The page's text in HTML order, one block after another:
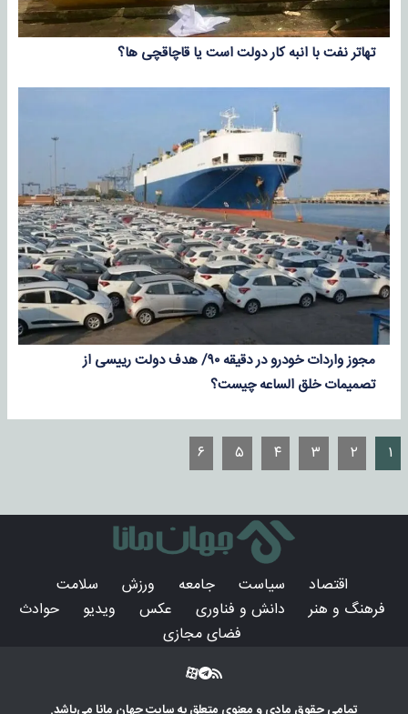
تهاتر نفت با انبه کار دولت است یا قاچاقچی ها؟
مجوز واردات خودرو در دقیقه ۹۰/ هدف دولت رییسی از
تصمیمات خلق الساعه چیست؟
۱ ۲ ۳ ۴ ۵ ۶
اقتصاد سیاست جامعه ورزش
سلامت
فرهنگ و هنر
دانش و فناوری عکس ویدیو
حوادث
فضای مجازی